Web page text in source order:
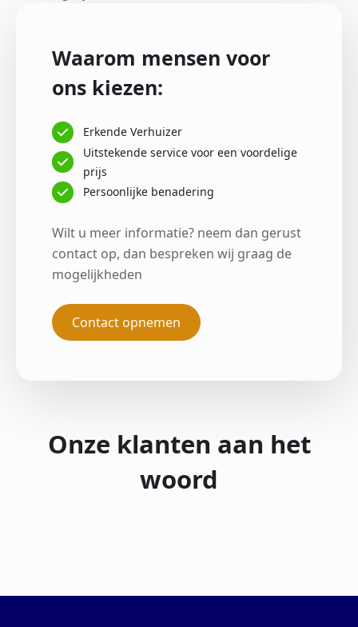
Waarom mensen voor
ons kiezen:
Erkende Verhuizer
Uitstekende service voor een voordelige
prijs
Persoonlijke benadering
Wilt u meer informatie? neem dan gerust
contact op, dan bespreken wij graag de
mogelijkheden
Contact opnemen
Onze klanten aan het
woord